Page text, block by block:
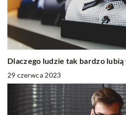
Dlaczego ludzie tak bardzo
29 czerwca 2023